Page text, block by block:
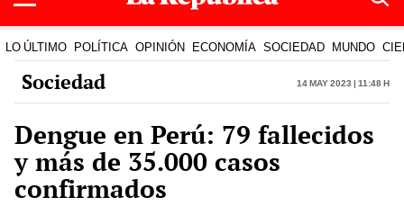
LO ÚLTIMO POLÍTICA OPINIÓN ECONOMÍA SOCIEDAD MUNDO
Sociedad 14 May 2023 | 11:48 h
Dengue en Perú: 79 fallecidos
y más de 35.000 casos
confirmados